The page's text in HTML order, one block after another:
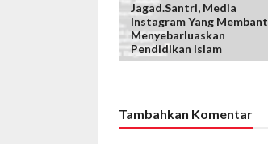
Jagad.santri, Media
Instagram Yang
Menyebarluaskan
Pendidikan Islam
Tambahkan Komentar